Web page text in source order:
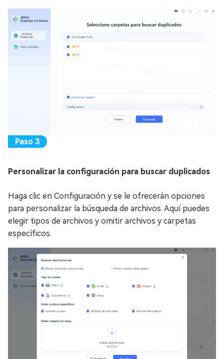
Personalizar la configuración para buscar duplicados
Haga clic en Configuración y se le ofrecerán opciones
para personalizar la búsqueda de archivos. Aquí puedes
elegir tipos de archivos y omitir archivos y carpetas
específicos.